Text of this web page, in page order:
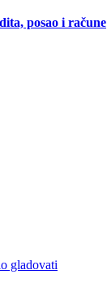
posao i račune